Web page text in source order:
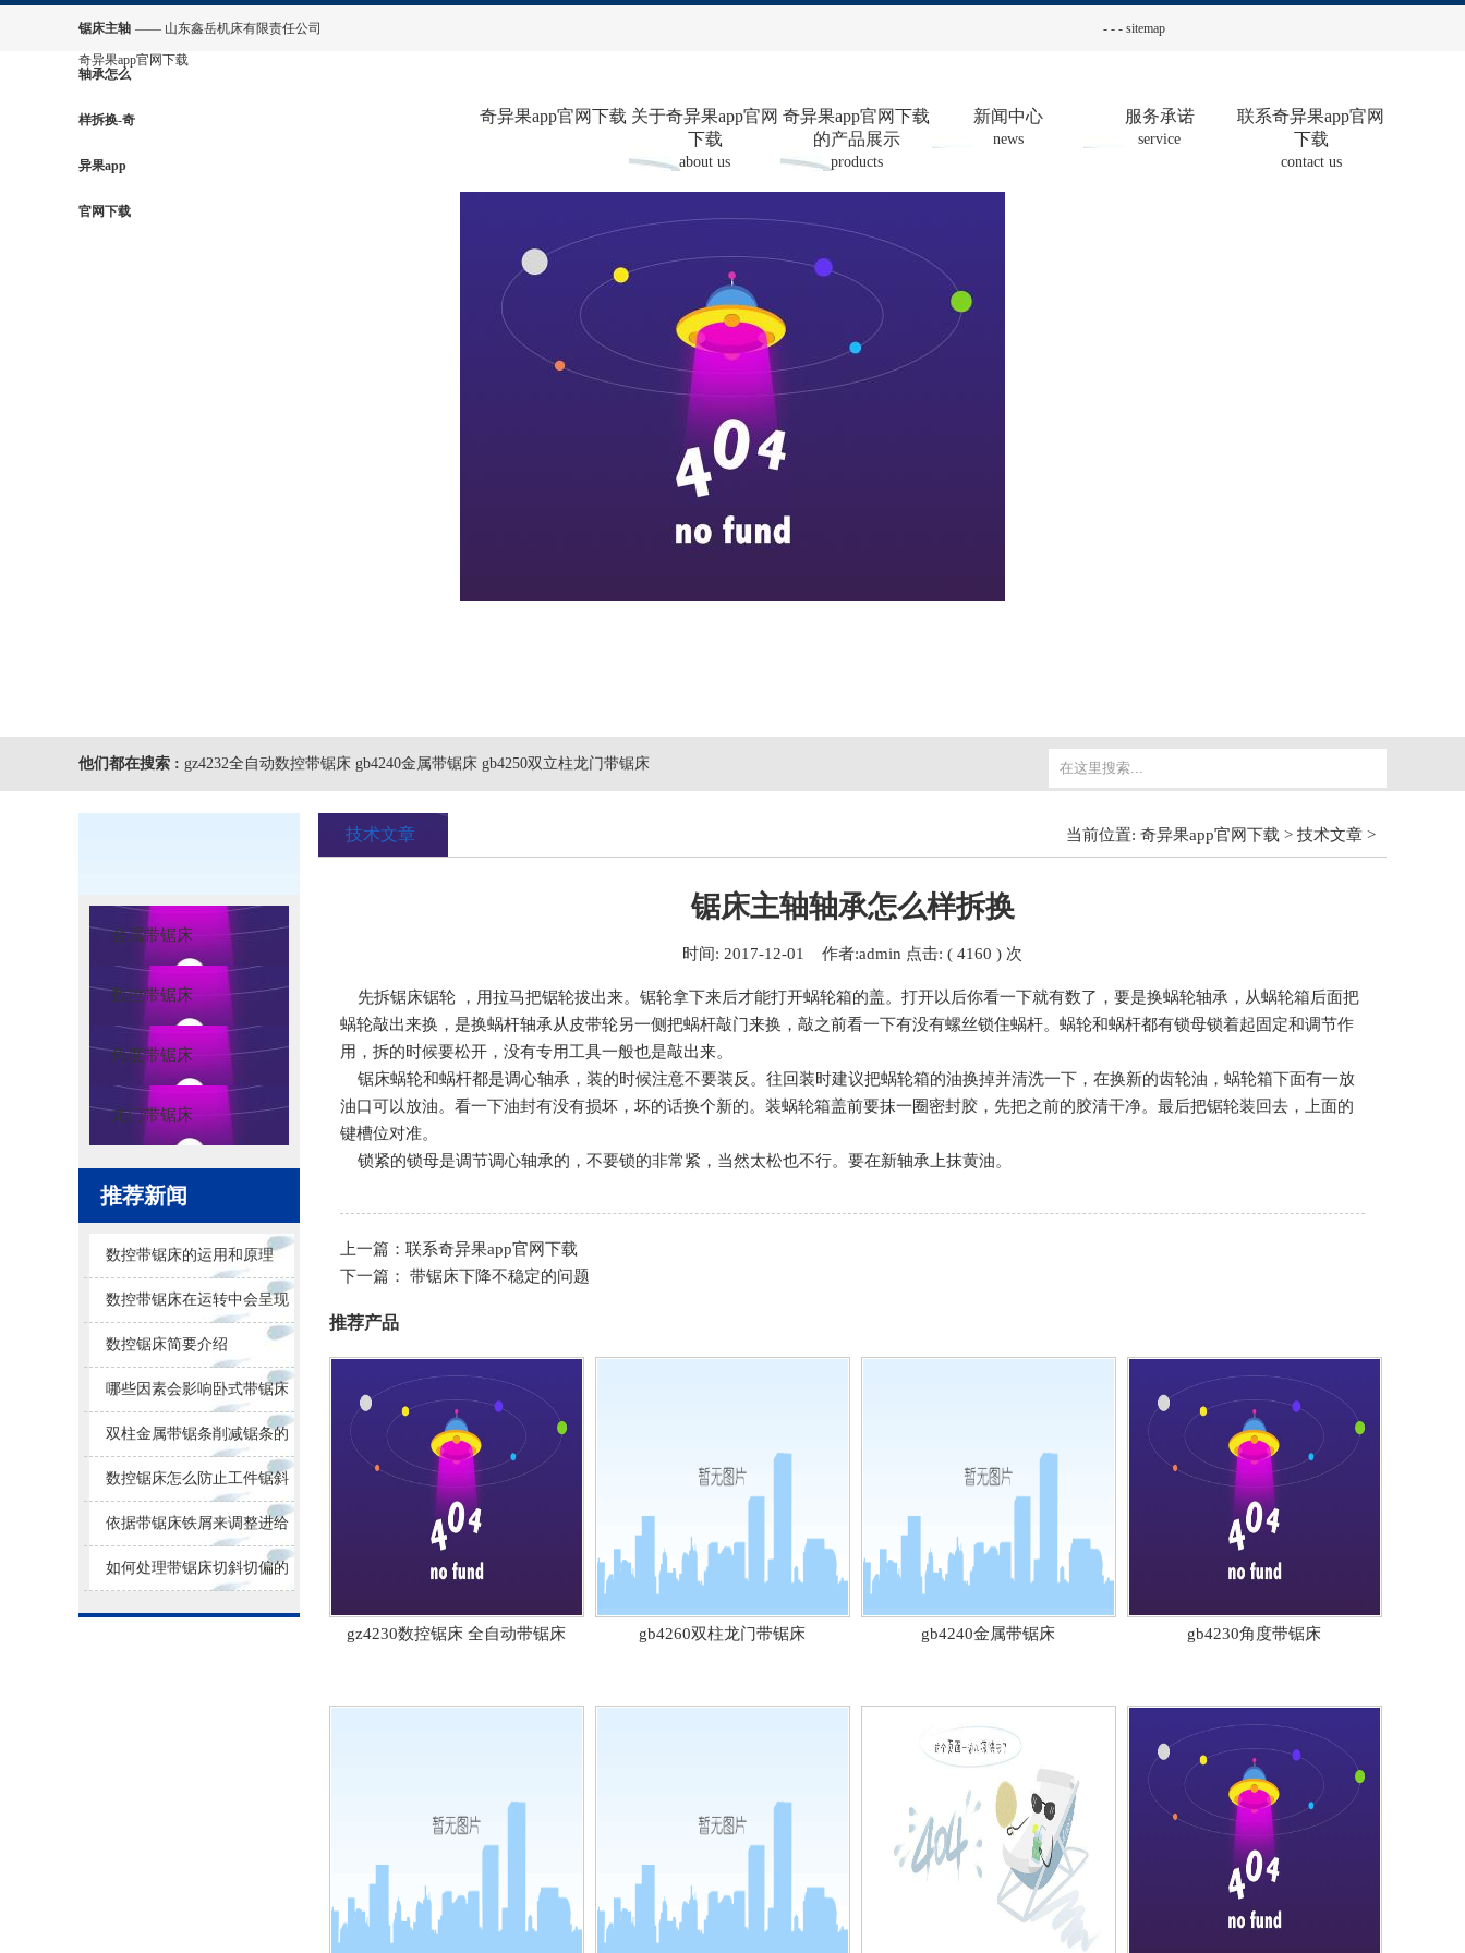
锯床主轴
轴承怎么
样拆换-奇
异果app
官网下载
—— 山东鑫岳机床有限责任公司 - - - sitemap
奇异果app官网下载
奇异果app官网下载 关于奇异果app官网
下载
about us
奇异果app官网下载
的产品展示
products
新闻中心
news
服务承诺
service
联系奇异果app官网
下载
contact us
他们都在搜索 : gz4232全自动数控带锯床 gb4240金属带锯床 gb4250双立柱龙门带锯床
金属带锯床
数控带锯床
角度带锯床
龙门带锯床
推荐新闻
数控带锯床的运用和原理
数控带锯床在运转中会呈现
的问题
数控锯床简要介绍
哪些因素会影响卧式带锯床
锯削的效果
双柱金属带锯条削减锯条的
损耗
数控锯床怎么防止工件锯斜
依据带锯床铁屑来调整进给
量大小
如何处理带锯床切斜切偏的
问题？
技术文章 当前位置: 奇异果app官网下载 > 技术文章 >
锯床主轴轴承怎么样拆换
时间: 2017-12-01 作者:admin 点击: ( 4160 ) 次
先拆锯床锯轮 ，用拉马把锯轮拔出来。锯轮拿下来后才能打开蜗轮箱的盖。打开以后你看一下就有数了，要是换蜗轮轴承，从蜗轮箱后面把
蜗轮敲出来换，是换蜗杆轴承从皮带轮另一侧把蜗杆敲门来换，敲之前看一下有没有螺丝锁住蜗杆。蜗轮和蜗杆都有锁母锁着起固定和调节作
用，拆的时候要松开，没有专用工具一般也是敲出来。
锯床蜗轮和蜗杆都是调心轴承，装的时候注意不要装反。往回装时建议把蜗轮箱的油换掉并清洗一下，在换新的齿轮油，蜗轮箱下面有一放
油口可以放油。看一下油封有没有损坏，坏的话换个新的。装蜗轮箱盖前要抹一圈密封胶，先把之前的胶清干净。最后把锯轮装回去，上面的
键槽位对准。
锁紧的锁母是调节调心轴承的，不要锁的非常紧，当然太松也不行。要在新轴承上抹黄油。
上一篇： 联系奇异果app官网下载
下一篇：
带锯床下降不稳定的问题
推荐产品
gz4230数控锯床 全自动带锯床 gb4260双柱龙门带锯床 gb4240金属带锯床 gb4230角度带锯床